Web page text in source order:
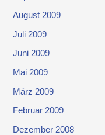
August 2009
Juli 2009
Juni 2009
Mai 2009
März 2009
Februar 2009
Dezember 2008